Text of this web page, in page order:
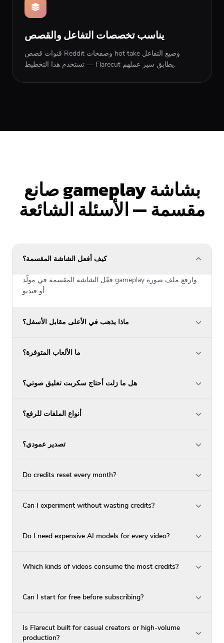
يناسب تخصصات التفاعل والقصص
قنوات قصص Reddit وصفحات hot take وصيغ التفاعل
تستخدم هذا التخطيط — Flarecut يطابق سير عملهم.
صانع gameplay بشاشة
مقسمة — الأسئلة الشائعة
كيف أفعل الشاشة المقسمة؟
فعّل الشاشة المقسمة في مولّد gameplay وارفع ملف صورة
أو فيديو.
ماذا يذهب في الأعلى مقابل الأسفل؟
ما الألعاب المتوفرة؟
هل ما زلت أحتاج سكربت تعليق صوتي؟
أنواع الملفات للرفع؟
تصدير عمودي؟
Do credits reset every month?
Can I experiment without wasting credits?
Do I need expensive AI models for every video?
Which kinds of videos consume the most credits?
Can I start for free before subscribing?
Is Flarecut built for casual creators or high-volume
production?